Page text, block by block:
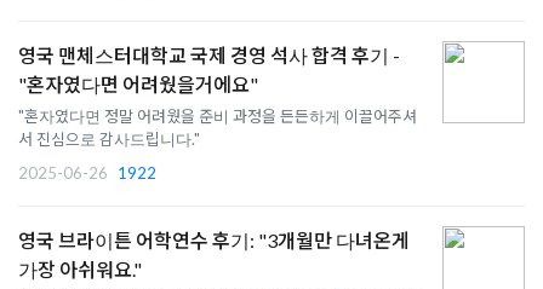
영국 맨체스터대학교 국제 경영 석사 합격 후기 -
"혼자였다면 어려웠을거에요"
"혼자였다면 정말 어려웠을 준비 과정을 든든하게 이끌어주셔
서 진심으로 감사드립니다."
2025-06-26
1922
영국 브라이튼 어학연수 후기: "3개월만 다녀온게
가장 아쉬워요."